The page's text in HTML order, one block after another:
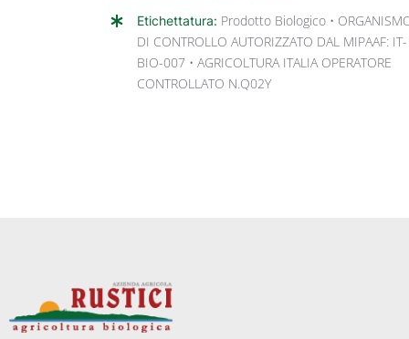
Etichettatura: Prodotto Biologico •
DI CONTROLLO AUTORIZZATO DAL MIPAAF: IT-
BIO-007 • AGRICOLTURA ITALIA OPERATORE
CONTROLLATO N.Q02Y